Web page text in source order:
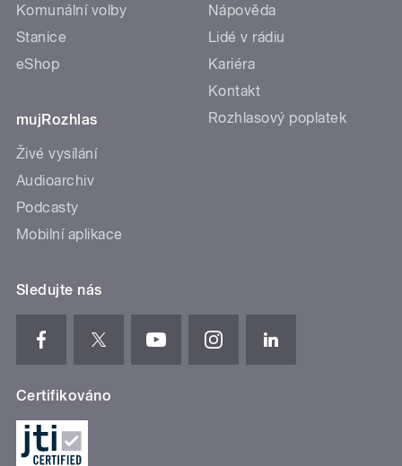
Komunální volby
Stanice
eShop
mujRozhlas
Živé vysílání
Audioarchiv
Podcasty
Mobilní aplikace
Nápověda
Lidé v rádiu
Kariéra
Kontakt
Rozhlasový poplatek
Sledujte nás
Certifikováno